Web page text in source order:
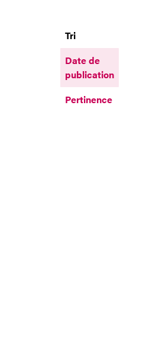
Tri
Date de
publication
Pertinence